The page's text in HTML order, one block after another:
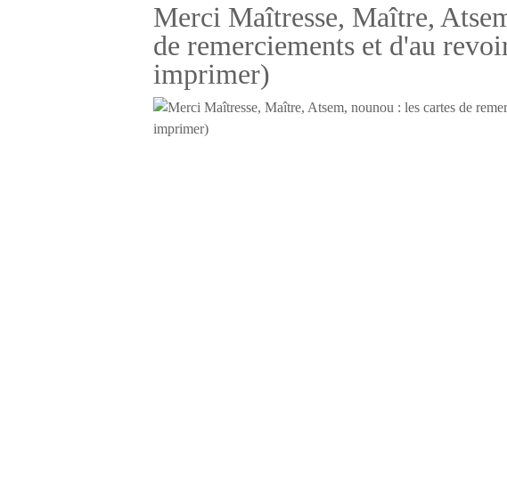
Merci Maîtresse, Maître,
de remerciements et d'au
imprimer)